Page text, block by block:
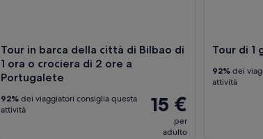
Tour in barca della città di Bilbao di
1 ora o crociera di 2 ore a
Portugalete
15 €
per
adulto
92% dei viaggiatori consiglia questa
attività
Tour di 1
92% dei
attività